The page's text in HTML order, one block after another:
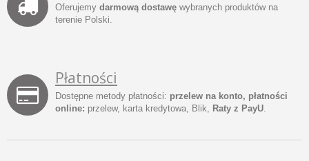
Oferujemy darmową dostawę wybranych produktów na
terenie Polski.
Płatności
Dostępne metody płatności: przelew na konto, płatności
online: przelew, karta kredytowa, Blik, Raty z PayU.